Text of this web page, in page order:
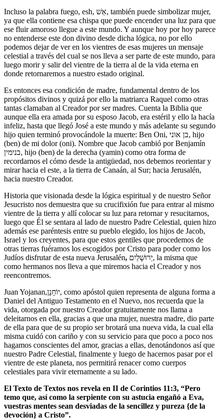
Incluso la palabra fuego, esh, אֵשׁ, también puede simbolizar mujer,
ya que ella contiene esa chispa que puede encender una luz para que
ese fluir amoroso llegue a este mundo. Y aunque hoy por hoy parece
no entenderse este don divino desde dicha lógica, no por ello
podemos dejar de ver en los vientres de esas mujeres un mensaje
celestial a través del cual se nos lleva a ser parte de este mundo, para
luego morir y salir del vientre de la tierra al de la vida eterna en
donde retornaremos a nuestro estado original.
Es entonces esa condición de madre, fundamental dentro de los
propósitos divinos y quizá por ello la matriarca Raquel como otras
tantas clamaban al Creador por ser madres. Cuenta la Biblia que
aunque ella era amada por su esposo Jacob, era estéril y ello la hacía
infeliz, hasta que llegó José a este mundo y más adelante su segundo
hijo quien terminó provocándole la muerte: Ben Oni, בן אוני, hijo
(ben) de mi dolor (oni). Nombre que Jacob cambió por Benjamín
בנימין, hijo (ben) de la derecha (yamin) como otra forma de
recordarnos el cómo desde la antigüedad, nos debemos reorientar y
mirar hacia el este, a la tierra de Canaán, al Sur; hacia Jerusalén,
hacia nuestro Creador.
Historia que visionada desde la lógica espiritual y de nuestro Señor
Jesucristo nos demuestra que su crucifixión fue para entrar al mismo
vientre de la tierra y allí colocar su luz para retornar y resucitarnos,
luego que Él se sentara al lado de nuestro Padre Celestial, quien hizo
además ese paréntesis entre su pueblo elegido, los hijos de Jacob,
Israel y los creyentes, para que estos gentiles que procedemos de
otras tierras fuéramos los escogidos por Cristo para poder como los
Judíos disfrutar de esta nueva Jerusalén, יְרוּשָׁלַיִם‎, la misma que
como hermanos nos lleva a que miremos hacia el Creador y nos
reencontremos.
Juan Yojanan,יוֹחָנָן, como apóstol quien representa de alguna forma a
Daniel del Antiguo Testamento en el Nuevo, nos recuerda que la
vida, otorgada por nuestro Creador gratuitamente nos llama a
deleitarnos en ella, gracias a que una mujer, nuestra madre, dio parte
de ella para que de su propio ser brotará una nueva vida, la cual ella
misma cuidó con cariño y con su servicio para que poco a poco nos
hagamos conscientes del amor, gracias a ellas, denotándonos así que
nuestro Padre Celestial, finalmente y luego de hacernos pasar por el
vientre de este planeta, nos permitirá renacer como cuerpos
celestiales para vivir eternamente a su lado.
El Texto de Textos nos revela en II de Corintios 11:3, “Pero
temo que, así como la serpiente con su astucia engañó a Eva,
vuestras mentes sean desviadas de la sencillez y pureza {de la
devoción} a Cristo”.